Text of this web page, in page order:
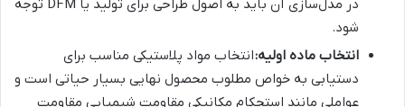
در مدل‌سازی آن باید به اصول طراحی برای تولید یا DFM توجه
شود.
انتخاب ماده اولیه:انتخاب مواد پلاستیکی مناسب برای
دستیابی به خواص مطلوب محصول نهایی بسیار حیاتی است و
عواملی مانند استحکام مکانیکی مقاومت شیمیایی مقاومت